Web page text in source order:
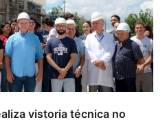
vistoria técnica no